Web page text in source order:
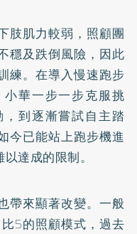
肢肌力較弱，照顧團
穩及跌倒風險，因此
練。在導入慢速跑步
華一步一步克服挑
到逐漸嘗試自主踏
今已能站上跑步機進
達成的限制。
帶來顯著改變。一般
5的照顧模式，過去